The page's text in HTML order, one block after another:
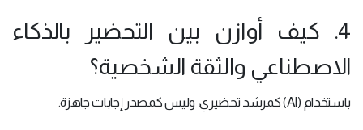
4. كيف أوازن بين التحضير بالذكاء
الاصطناعي والثقة الشخصية؟
باستخدام (AI) كمرشد تحضيري، وليس كمصدر إجابات جاهزة.